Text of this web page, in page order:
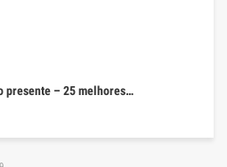
presente – 25 melhores…